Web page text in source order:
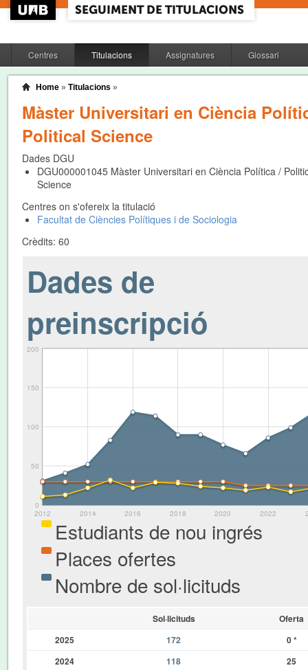
Centres Titulacions Assignatures Glossari
Home » Titulacions »
Màster Universitari en Ciència
Political Science
Dades DGU
DGU000001045Màster Universitari en Ciència Política /
Science
Centres on s'ofereix la titulació
Facultat de Ciències Polítiques i de Sociologia
Crèdits: 60
Dades de
preinscripció
2012 2014 2016 2018 2020 2022
0
50
100
150
200
Estudiants de nou ingrés
Places ofertes
Nombre de sol·licituds
Sol·licituds
Oferta
2025
172 0*
2024
118
25